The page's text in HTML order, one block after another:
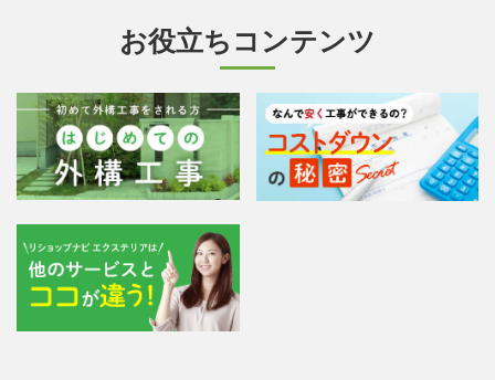
お役立ちコンテンツ